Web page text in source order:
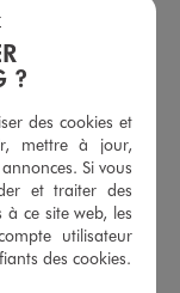
ET
FAMILLE
?
des cookies et
mettre à jour,
Si vous
et traiter des
à ce site web, les
utilisateur
des cookies.